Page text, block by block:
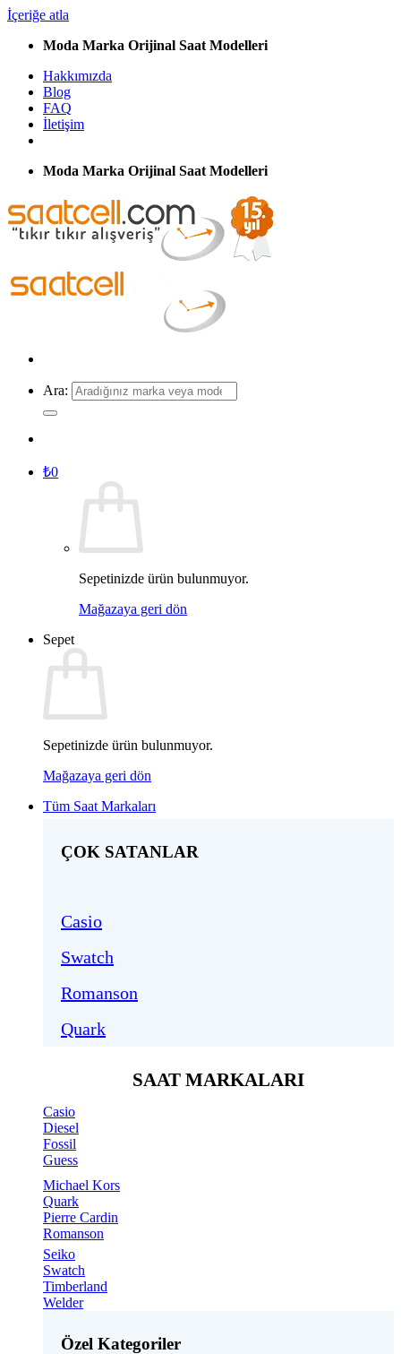
İçeriğe atla
Moda Marka Orijinal Saat Modelleri
Hakkımızda
Blog
FAQ
İletişim
Moda Marka Orijinal Saat Modelleri
Ara:
₺0
Sepetinizde ürün bulunmuyor.
Mağazaya geri dön
Sepet
Sepetinizde ürün bulunmuyor.
Mağazaya geri dön
Tüm Saat Markaları
ÇOK SATANLAR
Casio
Swatch
Romanson
Quark
SAAT MARKALARI
Casio
Diesel
Fossil
Guess
Michael Kors
Quark
Pierre Cardin
Romanson
Seiko
Swatch
Timberland
Welder
Özel Kategoriler